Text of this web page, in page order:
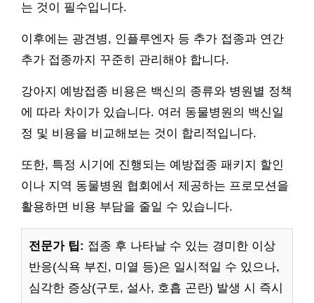
는 것이 필수입니다.
이후에는 광견병, 인플루엔자 등 추가 접종과 연간
추가 접종까지 꾸준히 관리해야 합니다.
강아지 예방접종 비용은 백신의 종류와 병원별 정책
에 따라 차이가 있습니다. 여러 동물병원의 백신일
정 및 비용을 비교해보는 것이 합리적입니다.
또한, 특정 시기에 진행되는 예방접종 패키지 할인
이나 지역 동물병원 협회에서 제공하는 프로모션을
활용하면 비용 부담을 줄일 수 있습니다.
전문가 팁: 접종 후 나타날 수 있는 경미한 이상
반응(식욕 부진, 미열 등)은 일시적일 수 있으나,
심각한 증상(구토, 설사, 호흡 곤란) 발생 시 즉시